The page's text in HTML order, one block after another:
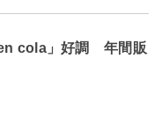
cola」好調 年間販